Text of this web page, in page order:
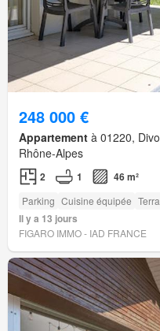
248 000 €
Appartement à 01220,
Rhône-Alpes
2 1 46 m²
Parking Cuisine équipée
Il y a 13 jours
FIGARO IMMO - IAD FRANCE